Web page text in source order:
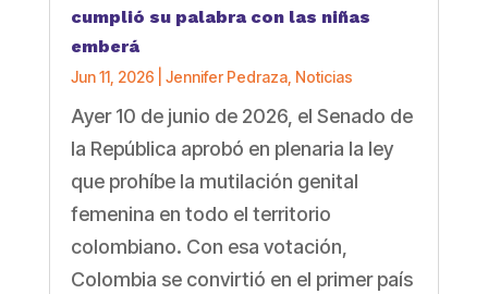
cumplió su palabra con las niñas
emberá
Jun 11, 2026 Jennifer Pedraza, Noticias
Ayer 10 de junio de 2026, el Senado de
la República aprobó en plenaria la ley
que prohíbe la mutilación genital
femenina en todo el territorio
colombiano. Con esa votación,
Colombia se convirtió en el primer país